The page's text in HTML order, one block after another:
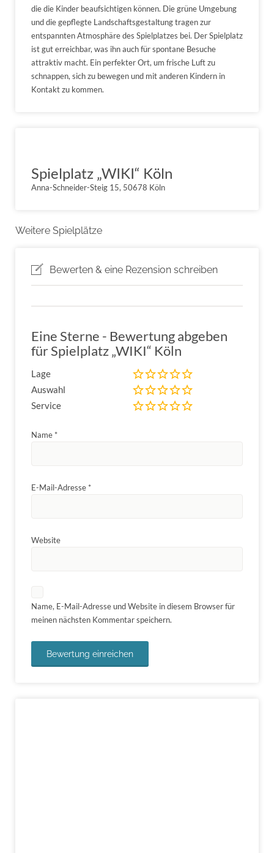
die die Kinder beaufsichtigen können. Die grüne Umgebung
und die gepflegte Landschaftsgestaltung tragen zur
entspannten Atmosphäre des Spielplatzes bei. Der Spielplatz
ist gut erreichbar, was ihn auch für spontane Besuche
attraktiv macht. Ein perfekter Ort, um frische Luft zu
schnappen, sich zu bewegen und mit anderen Kindern in
Kontakt zu kommen.
Spielplatz „WIKI“ Köln
Anna-Schneider-Steig 15, 50678 Köln
Weitere Spielplätze
Bewerten & eine Rezension schreiben
Eine Sterne - Bewertung abgeben
für Spielplatz „WIKI“ Köln
Lage
Auswahl
Service
Name *
E-Mail-Adresse *
Website
Name, E-Mail-Adresse und Website in diesem Browser für
meinen nächsten Kommentar speichern.